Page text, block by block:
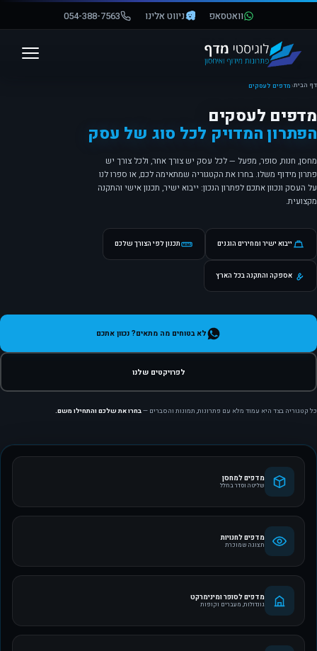
פתח סרגל נגישות
וואטסאפ ניווט אלינו 054-388-7563
דף הבית‹מדפים לעסקים
מדפים לעסקים
הפתרון המדויק לכל סוג של עסק
מחסן, חנות, סופר, מפעל — לכל עסק יש צורך אחר, ולכל צורך יש
פתרון מידוף משלו. בחרו את הקטגוריה שמתאימה לכם, או ספרו לנו
על העסק ונכוון אתכם לפתרון הנכון: ייבוא ישיר, תכנון אישי והתקנה
מקצועית.
ייבוא ישיר ומחירים הוגנים תכנון לפי הצורך שלכם
אספקה והתקנה בכל הארץ
לא בטוחים מה מתאים? נכוון אתכם
לפרויקטים שלנו
כל קטגוריה בצד היא עמוד מלא עם פתרונות, תמונות והסברים —בחרו את שלכם והתחילו משם.
מדפים למחסן
שליטה וסדר בחלל
מדפים לחנויות
תצוגה שמוכרת
מדפים לסופר ומינימרקט
גונדולות, מעברים וקופות